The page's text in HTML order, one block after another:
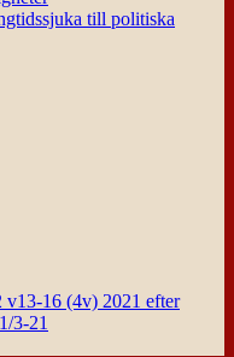
till politiska
v13-16 (4v) 2021 efter
3-21